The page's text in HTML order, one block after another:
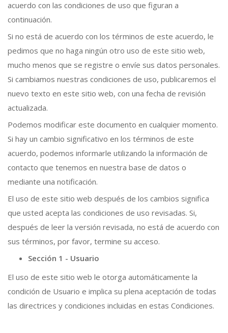
acuerdo con las condiciones de uso que figuran a
continuación.
Si no está de acuerdo con los términos de este acuerdo, le
pedimos que no haga ningún otro uso de este sitio web,
mucho menos que se registre o envíe sus datos personales.
Si cambiamos nuestras condiciones de uso, publicaremos el
nuevo texto en este sitio web, con una fecha de revisión
actualizada.
Podemos modificar este documento en cualquier momento.
Si hay un cambio significativo en los términos de este
acuerdo, podemos informarle utilizando la información de
contacto que tenemos en nuestra base de datos o
mediante una notificación.
El uso de este sitio web después de los cambios significa
que usted acepta las condiciones de uso revisadas. Si,
después de leer la versión revisada, no está de acuerdo con
sus términos, por favor, termine su acceso.
Sección 1 - Usuario
El uso de este sitio web le otorga automáticamente la
condición de Usuario e implica su plena aceptación de todas
las directrices y condiciones incluidas en estas Condiciones.